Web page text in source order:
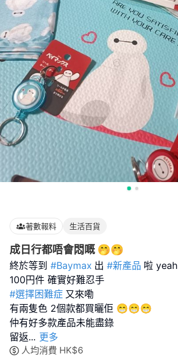
著數報料 生活百貨
成日行都唔會悶嘅 🤭🤭
終於等到 #Baymax 出 #新產品 啦 yeah
#選擇困難症 又來嘞
有兩隻色 2個款都買曬佢 😁😁😁
仲有好多款產品未能盡錄
留返... 更多
人均消費 HK$6